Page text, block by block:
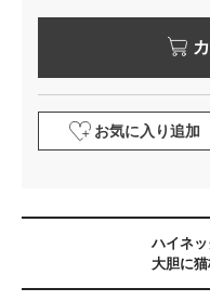
お気に入り追加
ハイネッ
大胆に